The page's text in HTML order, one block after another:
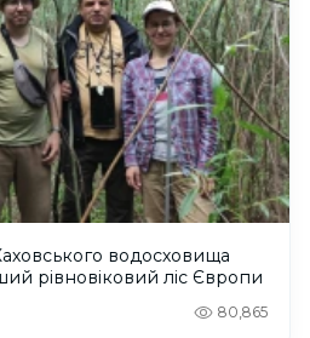
водосховища
рівновіковий ліс Європи
80,865